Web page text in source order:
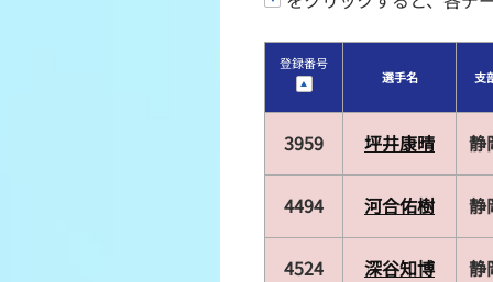
登録番号
選手名
支
3959 坪井康晴 静
4494 河合佑樹 静
4524 深谷知博 静